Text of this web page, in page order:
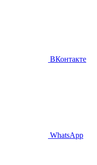
ВКонтакте
WhatsApp